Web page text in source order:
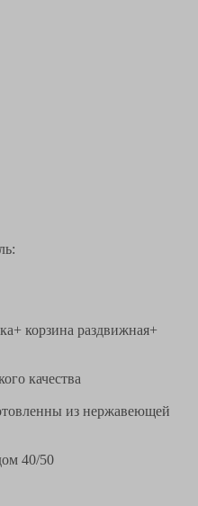
корзина раздвижная+
качества
из нержавеющей
40/50